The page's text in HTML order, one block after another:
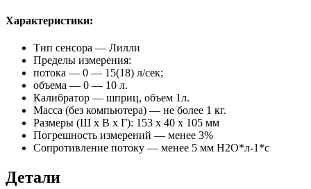
Характеристики:
Тип сенсора — Лилли
Пределы измерения:
потока — 0 — 15(18) л/сек;
объема — 0 — 10 л.
Калибратор — шприц, объем 1л.
Масса (без компьютера) — не более 1 кг.
Размеры (Ш x В x Г): 153 х 40 х 105 мм
Погрешность измерений — менее 3%
Сопротивление потоку — менее 5 мм H2O*л-1*с
Детали